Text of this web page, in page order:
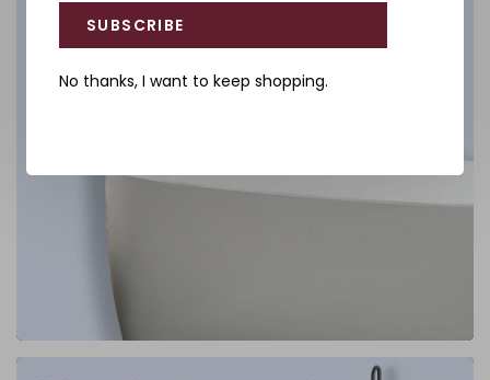
SUBSCRIBE
No thanks, I want to keep shopping.